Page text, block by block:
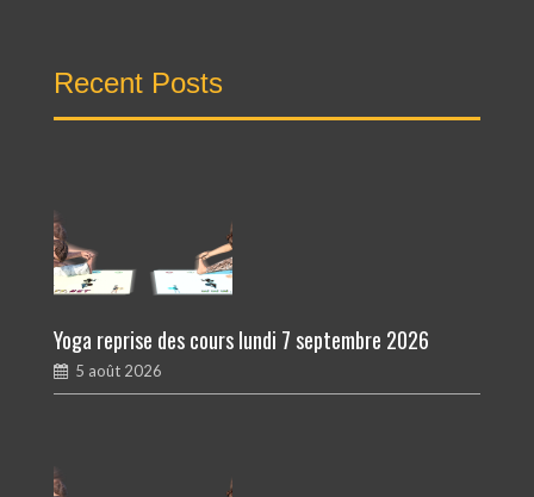
Recent Posts
Yoga reprise des cours lundi 7 septembre 2026
5 août 2026